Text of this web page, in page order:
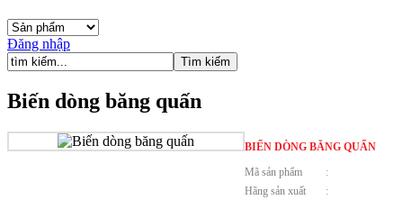
Đăng nhập
Biến dòng băng quấn
BIẾN DÒNG BĂNG QUẤN
Mã sản phẩm
:
Hãng sản xuất
: